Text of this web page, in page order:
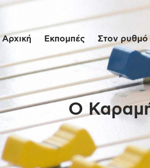
Αρχική Εκπομπές Στον ρυθμό
Ο
Αρχική
Εκπομπές
Στον
μέρας
Ένθετα